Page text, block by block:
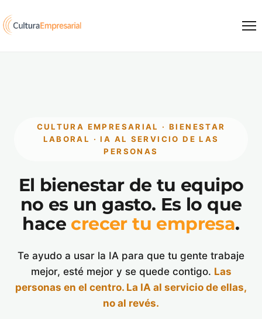
CULTURA EMPRESARIAL · BIENESTAR
LABORAL · IA AL SERVICIO DE LAS
PERSONAS
El bienestar de tu equipo
no es un gasto. Es lo que
hace crecer tu empresa.
Te ayudo a usar la IA para que tu gente trabaje
mejor, esté mejor y se quede contigo. Las
personas en el centro. La IA al servicio de ellas,
no al revés.